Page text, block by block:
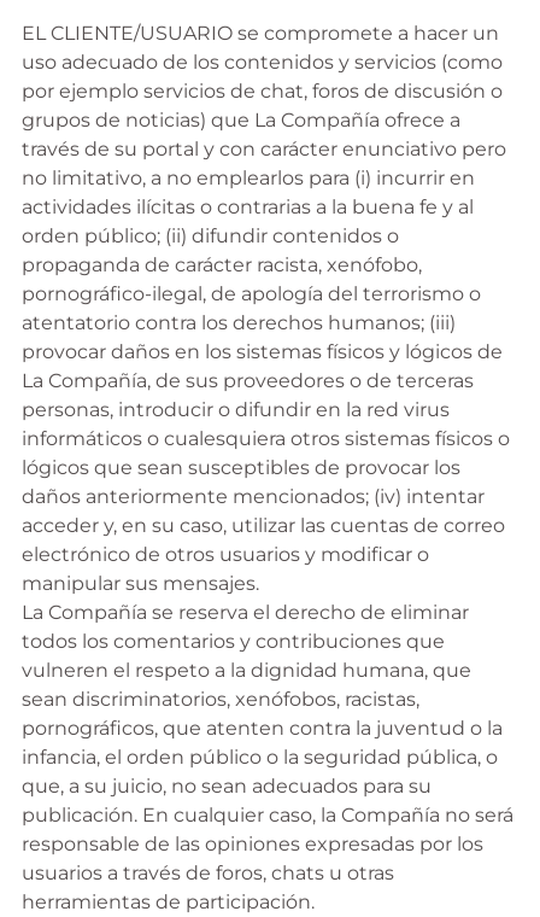
EL CLIENTE/USUARIO se compromete a hacer un
uso adecuado de los contenidos y servicios (como
por ejemplo servicios de chat, foros de discusión o
grupos de noticias) que La Compañía ofrece a
través de su portal y con carácter enunciativo pero
no limitativo, a no emplearlos para (i) incurrir en
actividades ilícitas o contrarias a la buena fe y al
orden público; (ii) difundir contenidos o
propaganda de carácter racista, xenófobo,
pornográfico-ilegal, de apología del terrorismo o
atentatorio contra los derechos humanos; (iii)
provocar daños en los sistemas físicos y lógicos de
La Compañía, de sus proveedores o de terceras
personas, introducir o difundir en la red virus
informáticos o cualesquiera otros sistemas físicos o
lógicos que sean susceptibles de provocar los
daños anteriormente mencionados; (iv) intentar
acceder y, en su caso, utilizar las cuentas de correo
electrónico de otros usuarios y modificar o
manipular sus mensajes.
La Compañía se reserva el derecho de eliminar
todos los comentarios y contribuciones que
vulneren el respeto a la dignidad humana, que
sean discriminatorios, xenófobos, racistas,
pornográficos, que atenten contra la juventud o la
infancia, el orden público o la seguridad pública, o
que, a su juicio, no sean adecuados para su
publicación. En cualquier caso, la Compañía no será
responsable de las opiniones expresadas por los
usuarios a través de foros, chats u otras
herramientas de participación.